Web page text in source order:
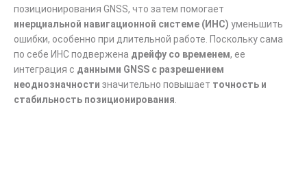
позиционирования GNSS, что затем помогает
инерциальной навигационной системе (ИНС) уменьшить
ошибки, особенно при длительной работе. Поскольку сама
по себе ИНС подвержена дрейфу со временем, ее
интеграция с данными GNSS с разрешением
неоднозначности значительно повышает точность и
стабильность позиционирования